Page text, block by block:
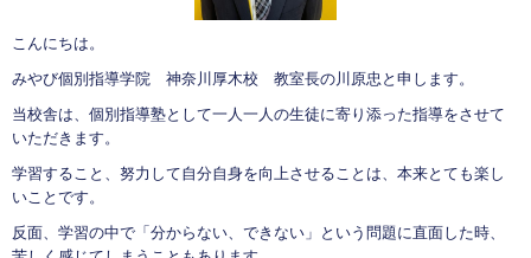
こんにちは。
みやび個別指導学院 神奈川厚木校 教室長の川原忠と申します。
当校舎は、個別指導塾として一人一人の生徒に寄り添った指導をさせて
いただきます。
学習すること、努力して自分自身を向上させることは、本来とても楽し
いことです。
反面、学習の中で「分からない、できない」という問題に直面した時、